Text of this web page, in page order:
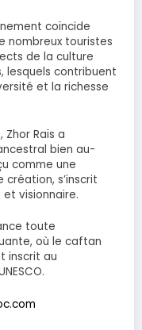
coïncide
nombreux touristes
de la culture
lesquels contribuent
et la richesse
Raïs a
bien au-
comme une
s’inscrit
visionnaire.
toute
où le caftan
inscrit au